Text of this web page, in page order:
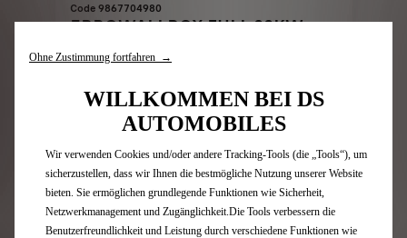
Code 9867704980
EPROWALLBOX FULL 22KW
€
Price
is
799,00
€
-
Quantity
updated
to:
1
In den Warenkorb
Ohne Zustimmung fortfahren →
WILLKOMMEN BEI DS
AUTOMOBILES
Wir verwenden Cookies und/oder andere Tracking-Tools (die „Tools“), um
sicherzustellen, dass wir Ihnen die bestmögliche Nutzung unserer Website
bieten. Sie ermöglichen grundlegende Funktionen wie Sicherheit,
Netzwerkmanagement und Zugänglichkeit.Die Tools verbessern die
Benutzerfreundlichkeit und Leistung durch verschiedene Funktionen wie